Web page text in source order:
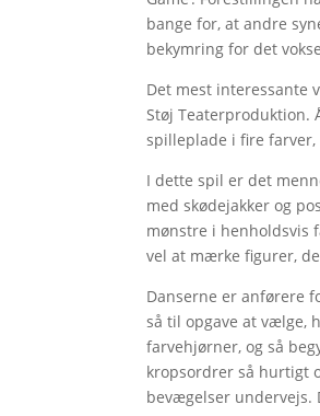
bange for, at andre
bekymring for det
Det mest interessante
Støj Teaterproduktion.
spilleplade i fire
I dette spil er det
med skødejakker og
mønstre i henholdsvis
vel at mærke figurer,
Danserne er anførere
så til opgave at vælge,
farvehjørner, og så
kropsordrer så hurtigt
bevægelser undervejs.